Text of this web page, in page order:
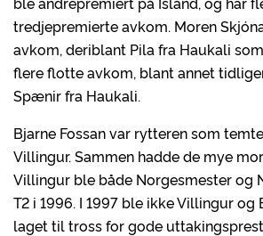
tredjepremierte avkom. Moren
avkom, deriblant Pila fra Haukali
flere flotte avkom, blant annet
Spænir fra Haukali.
Bjarne Fossan var rytteren som
Villingur. Sammen hadde de mye
Villingur ble både Norgesmester og
T2 i 1996. I 1997 ble ikke Villingur og
laget til tross for gode